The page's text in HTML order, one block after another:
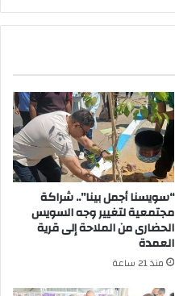
“سويسنا أجمل بينا”.. شراكة
مجتمعية لتغيير وجه السويس
الحضارى من الملاحة إلى قرية
العمدة
منذ 21 ساعة